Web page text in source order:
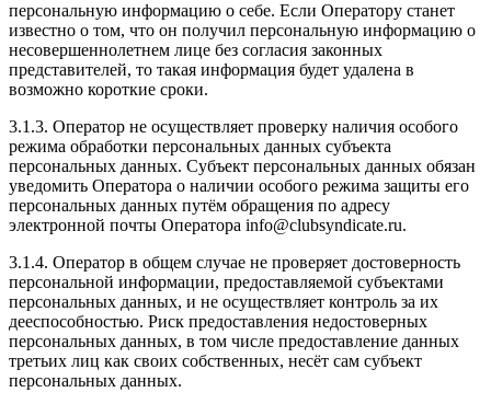
персональную информацию о себе. Если Оператору станет
известно о том, что он получил персональную информацию о
несовершеннолетнем лице без согласия законных
представителей, то такая информация будет удалена в
возможно короткие сроки.
3.1.3. Оператор не осуществляет проверку наличия особого
режима обработки персональных данных субъекта
персональных данных. Субъект персональных данных обязан
уведомить Оператора о наличии особого режима защиты его
персональных данных путём обращения по адресу
электронной почты Оператора info@clubsyndicate.ru.
3.1.4. Оператор в общем случае не проверяет достоверность
персональной информации, предоставляемой субъектами
персональных данных, и не осуществляет контроль за их
дееспособностью. Риск предоставления недостоверных
персональных данных, в том числе предоставление данных
третьих лиц как своих собственных, несёт сам субъект
персональных данных.